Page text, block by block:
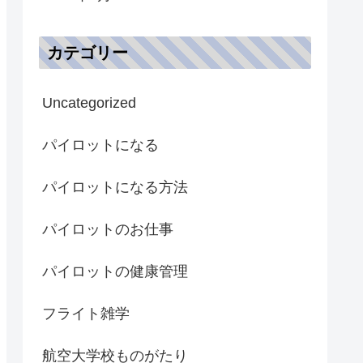
カテゴリー
Uncategorized
パイロットになる
パイロットになる方法
パイロットのお仕事
パイロットの健康管理
フライト雑学
航空大学校ものがたり